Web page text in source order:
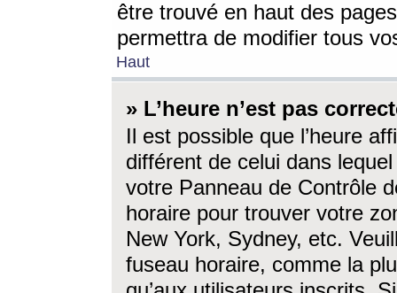
être trouvé en haut des
permettra de modifier tous
Haut
» L’heure n’est pas
Il est possible que l’heure
différent de celui dans
votre Panneau de Contrôle
horaire pour trouver votre
New York, Sydney, etc.
fuseau horaire, comme la